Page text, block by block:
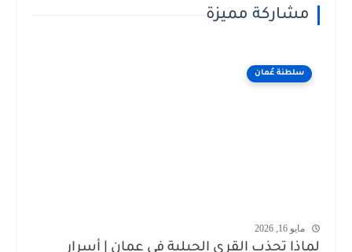
مشاركة مميزة
سلطنة عُمان
مايو 16, 2026
لماذا تجذب القرى الجبلية في عمان | أسرار